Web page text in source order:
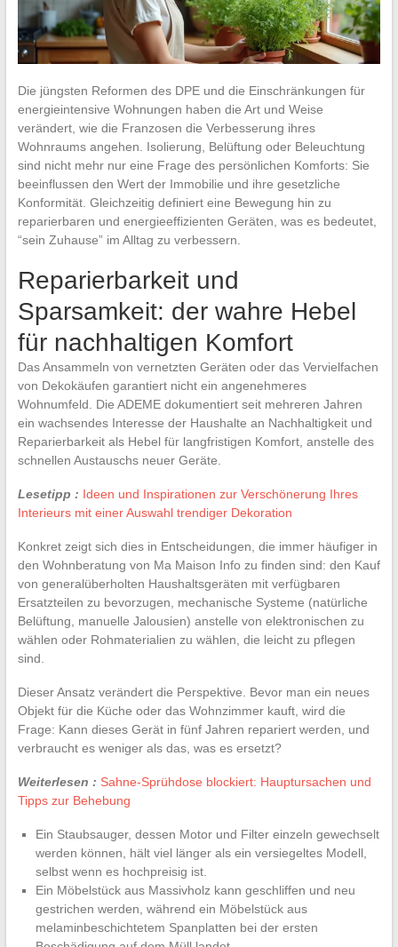
Die jüngsten Reformen des DPE und die Einschränkungen für
energieintensive Wohnungen haben die Art und Weise
verändert, wie die Franzosen die Verbesserung ihres
Wohnraums angehen. Isolierung, Belüftung oder Beleuchtung
sind nicht mehr nur eine Frage des persönlichen Komforts: Sie
beeinflussen den Wert der Immobilie und ihre gesetzliche
Konformität. Gleichzeitig definiert eine Bewegung hin zu
reparierbaren und energieeffizienten Geräten, was es bedeutet,
“sein Zuhause” im Alltag zu verbessern.
Reparierbarkeit und
Sparsamkeit: der wahre Hebel
für nachhaltigen Komfort
Das Ansammeln von vernetzten Geräten oder das Vervielfachen
von Dekokäufen garantiert nicht ein angenehmeres
Wohnumfeld. Die ADEME dokumentiert seit mehreren Jahren
ein wachsendes Interesse der Haushalte an Nachhaltigkeit und
Reparierbarkeit als Hebel für langfristigen Komfort, anstelle des
schnellen Austauschs neuer Geräte.
Lesetipp : Ideen und Inspirationen zur Verschönerung Ihres
Interieurs mit einer Auswahl trendiger Dekoration
Konkret zeigt sich dies in Entscheidungen, die immer häufiger in
den Wohnberatung von Ma Maison Info zu finden sind: den Kauf
von generalüberholten Haushaltsgeräten mit verfügbaren
Ersatzteilen zu bevorzugen, mechanische Systeme (natürliche
Belüftung, manuelle Jalousien) anstelle von elektronischen zu
wählen oder Rohmaterialien zu wählen, die leicht zu pflegen
sind.
Dieser Ansatz verändert die Perspektive. Bevor man ein neues
Objekt für die Küche oder das Wohnzimmer kauft, wird die
Frage: Kann dieses Gerät in fünf Jahren repariert werden, und
verbraucht es weniger als das, was es ersetzt?
Weiterlesen : Sahne-Sprühdose blockiert: Hauptursachen und
Tipps zur Behebung
Ein Staubsauger, dessen Motor und Filter einzeln gewechselt
werden können, hält viel länger als ein versiegeltes Modell,
selbst wenn es hochpreisig ist.
Ein Möbelstück aus Massivholz kann geschliffen und neu
gestrichen werden, während ein Möbelstück aus
melaminbeschichtetem Spanplatten bei der ersten